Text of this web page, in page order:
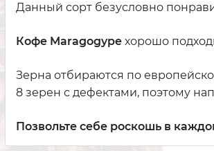
Данный сорт безусловно
Кофе Maragogype хорошо
Зерна отбираются по
8 зерен с дефектами, поэтому
Позвольте себе роскошь в